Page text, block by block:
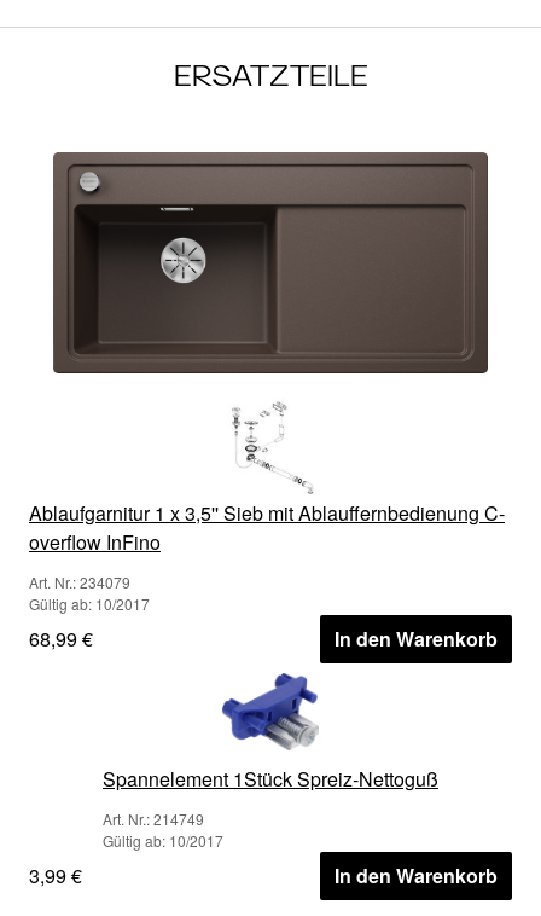
ERSATZTEILE
Ablaufgarnitur 1 x 3,5'' Sieb mit Ablauffernbedienung C-
overflow InFino
Art. Nr.: 234079
Gültig ab: 10/2017
68,99 € In den Warenkorb
Spannelement 1Stück Spreiz-Nettoguß
Art. Nr.: 214749
Gültig ab: 10/2017
3,99 € In den Warenkorb